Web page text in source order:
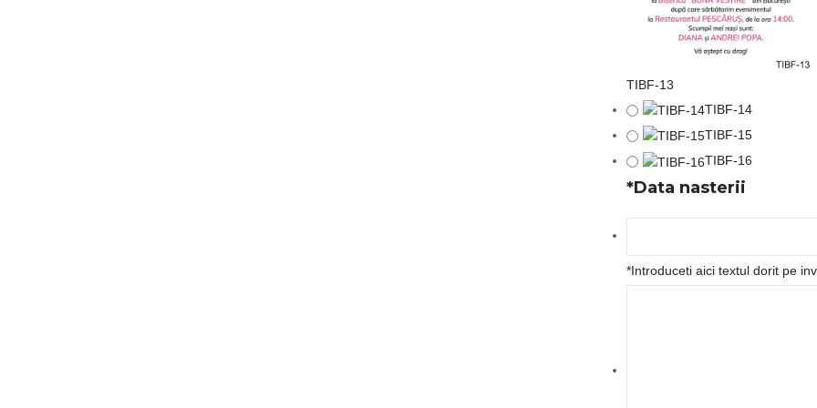
TIBF-13
TIBF-14
TIBF-15
TIBF-16
*Data nasterii
*Introduceti aici textul dorit pe